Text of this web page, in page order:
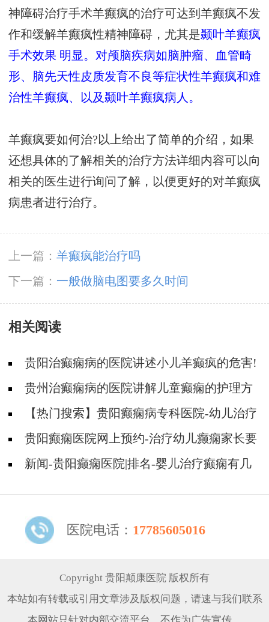
神障碍治疗手术羊癫疯的治疗可达到羊癫疯不发
作和缓解羊癫疯性精神障碍，尤其是颞叶羊癫疯
手术效果 明显。对颅脑疾病如脑肿瘤、血管畸
形、脑先天性皮质发育不良等症状性羊癫疯和难
治性羊癫疯、以及颞叶羊癫疯病人。
羊癫疯要如何治?以上给出了简单的介绍，如果
还想具体的了解相关的治疗方法详细内容可以向
相关的医生进行询问了解，以便更好的对羊癫疯
病患者进行治疗。
上一篇： 羊癫疯能治疗吗
下一篇： 一般做脑电图要多久时间
相关阅读
贵阳治癫痫病的医院讲述小儿羊癫疯的危害!
贵州治癫痫病的医院讲解儿童癫痫的护理方
法!
【热门搜索】贵阳癫痫病专科医院-幼儿治疗
癫痫要注意什么问题？
贵阳癫痫医院网上预约-治疗幼儿癫痫家长要
注意哪些问题？
新闻-贵阳癫痫医院|排名-婴儿治疗癫痫有几
医院电话： 17785605016
Copyright 贵阳颠康医院 版权所有
本站如有转载或引用文章涉及版权问题，请速与我们联系